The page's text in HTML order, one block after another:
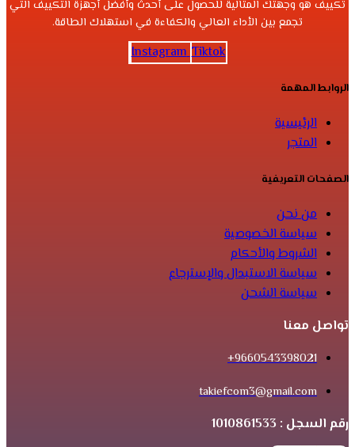
تكييف هو وجهتك المثالية للحصول على أحدث وأفضل أجهزة التكييف التي
تجمع بين الأداء العالي والكفاءة في استهلاك الطاقة.
Instagram Tiktok
الروابط المهمة
الرئيسية
المتجر
الصفحات التعريفية
من نحن
سياسة الخصوصية
الشروط والأحكام
سياسة الاستبدال والإسترجاع
سياسة الشحن
تواصل معنا
9660543398021+
takiefcom3@gmail.com
رقم السجل : 1010861533